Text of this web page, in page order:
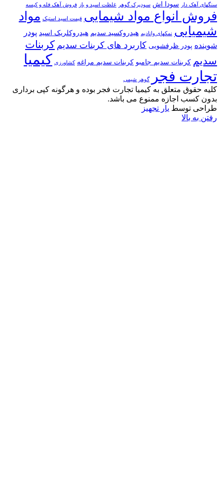
سنگهای آهک دار
سودا اش سودپرک گوهر غلظت اسید و باز فروش آهک فله و کیسه
فروش انواع مواد شیمایی قیمت اسید استیک مواد
شیمیایی نمکهای وانادیم هیدروکسید سدیم هیدروکلریک اسید پودر
شوینده پودر ظرفشویی کاربرد های کربنات سدیم کربنات
سدیم کربنات سدیم جامبو کربنات سدیم مراغه کشاورزی کیمیا
تجارت فجر
گوهر شیمی
کلیه حقوق متعلق به کیمیا تجارت فجر بوده و هرگونه کپی برداری
بدون کسب اجازه ممنوع می باشد.
طراحی توسط یار تجهیز
رفتن به بالا